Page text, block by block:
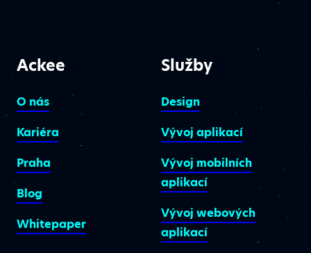
Ackee
O nás
Kariéra
Praha
Blog
Whitepaper
Služby
Design
Vývoj aplikací
Vývoj mobilních
aplikací
Vývoj webových
aplikací